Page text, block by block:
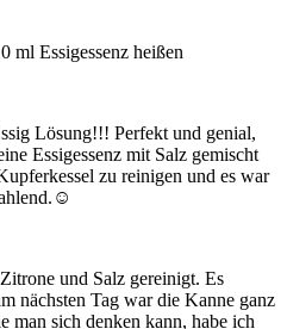
ml Essigessenz heißen
Lösung!!! Perfekt und genial,
Essigessenz mit Salz gemischt
zu reinigen und es war
und Salz gereinigt. Es
nächsten Tag war die Kanne ganz
man sich denken kann, habe ich